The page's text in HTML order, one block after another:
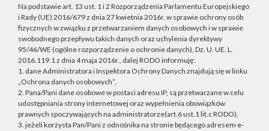
Na podstawie art. 13 ust. 1 i 2 Rozporządzenia Parlamentu Europejskiego
i Rady (UE) 2016/679 z dnia 27 kwietnia 2016r. w sprawie ochrony osób
fizycznych w związku z przetwarzaniem danych osobowych i w sprawie
swobodnego przepływu takich danych oraz uchylenia dyrektywy
95/46/WE (ogólne rozporządzenie o ochronie danych), Dz. U. UE. L.
2016.119.1 z dnia 4 maja 2016r., dalej RODO informuję:
1. dane Administratora i Inspektora Ochrony Danych znajdują się w linku
„Ochrona danych osobowych”,
2. Pana/Pani dane osobowe w postaci adresu IP, są przetwarzane w celu
udostępniania strony internetowej oraz wypełnienia obowiązków
prawnych spoczywających na administratorze(art.6 ust.1 lit.c RODO),
3. jeżeli korzysta Pan/Pani z odnośnika na stronie będącego adresem e-